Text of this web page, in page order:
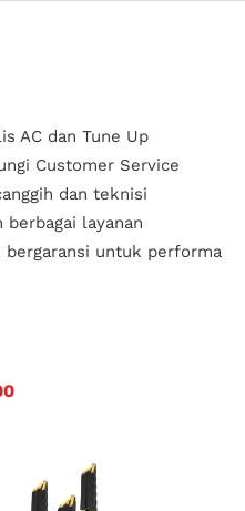
AC dan Tune Up
Customer Service
dan teknisi
layanan
bergaransi untuk performa